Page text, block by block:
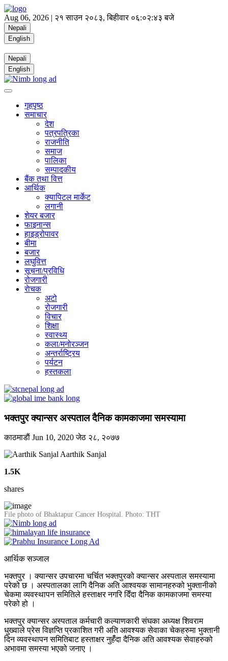
Aug 06, 2026 | २१ साउन २०८३, बिहीवार ०६:०२:४४ बजे
Nepali
English
Nepali
English
गृहपृष्ठ
समाचार
देश
पत्रपत्रिका
राजनीति
समाज
पालिका
सम्पादकीय
बैंक तथा वित्त
आर्थिक
क्यापिटल मार्केट
लगानी
शेयर बजार
फाइनान्स
हाइड्रोपावर
बीमा
बजार
लघुवित्त
सूचना/प्रविधि
रोजगारी
राेचक
अटो
रोजगारी
विचार
शिक्षा
स्वास्थ्य
कला/मनोरञ्जन
अन्तर्राष्ट्रिय
पर्यटन
हस्तकला
भक्तपुर क्यान्सर अस्पताल दैनिक कामकाजमा समस्यामा
काठमाडाैं Jun 10, 2020जेठ २८, २०७७
Aarthik Sanjal
1.5K
shares
File photo of Bhaktapur Cancer Hospital. Photo: THT
आर्थिक सञ्जाल
भक्तपुर । क्यान्सर उपचारमा चर्चित भक्तपुरको क्यान्सर अस्पताल समस्यामा
परेको छ । अस्पतालका लागि दैनिक अति आश्वयक सामानहरुको भुक्तानीको
चेकमा व्यवस्थापन समितिले हस्ताक्षर नगरि दिँदा दैनिक कामकाजमा समस्या
परेको हो ।
भक्तपुर क्यान्सर अस्पताल कर्मचारी कल्याणकारी संघका अध्यक्ष शिवराम
धुख्वाले प्रेस विज्ञप्ति प्रकाशित गरी अति आवश्यक सेवाका चेकहरुमा भुक्तानी
दिन व्यवस्थापन समितिबाट हस्ताक्षर नुहँंदा दैनिक अति आवश्यक सेवाहरुको
अभावमा समस्या भएको जनाए ।